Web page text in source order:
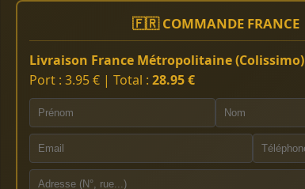
🇫🇷 COMMANDE FRANCE
Livraison France Métropolitaine (Colissimo)
Port : 3.95 € | Total : 28.95 €